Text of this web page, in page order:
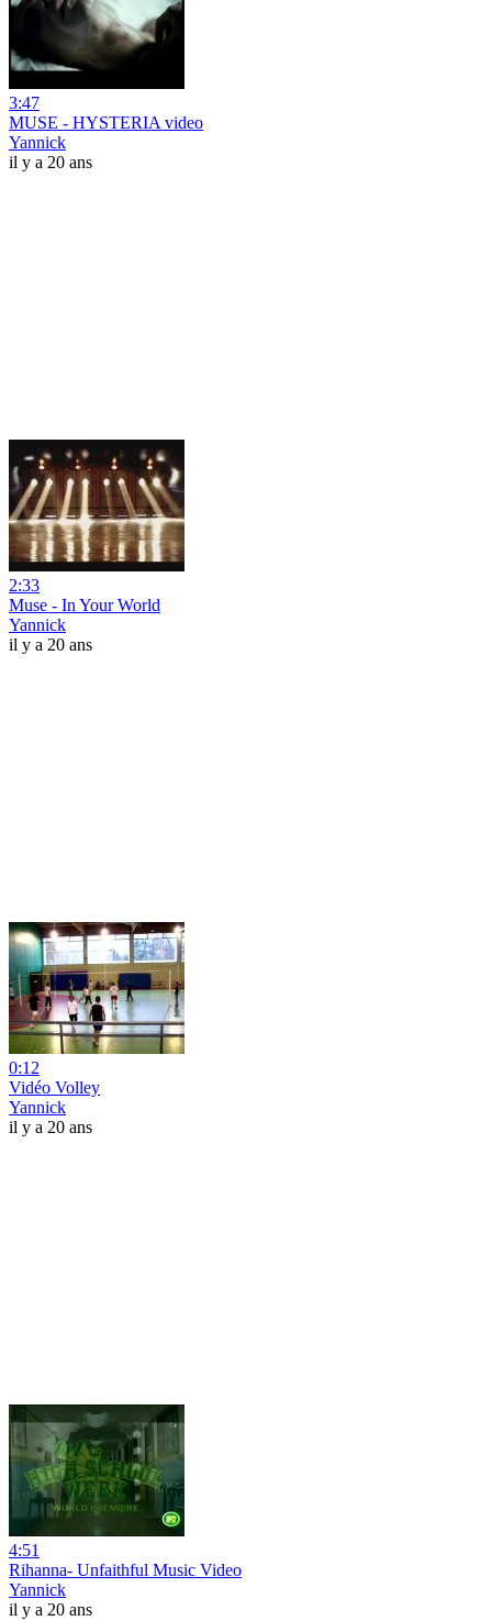
3:47
MUSE - HYSTERIA video
Yannick
il y a 20 ans
2:33
Muse - In Your World
Yannick
il y a 20 ans
0:12
Vidéo Volley
Yannick
il y a 20 ans
4:51
Rihanna- Unfaithful Music Video
Yannick
il y a 20 ans